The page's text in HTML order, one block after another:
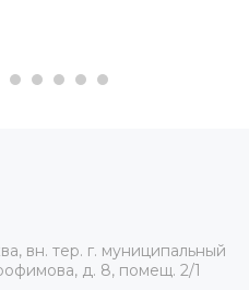
вн. тер. г. муниципальный
д. 8, помещ. 2/1